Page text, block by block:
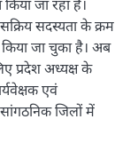
जा रहा है।
सदस्यता के क्रम
जा चुका है। अब
प्रदेश अध्यक्ष के
एवं
जिलों में